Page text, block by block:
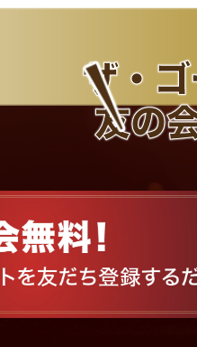
ザ・
友の